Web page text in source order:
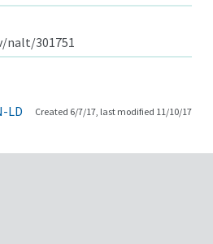
nalt/301751
LD Created 6/7/17, last modified 11/10/17